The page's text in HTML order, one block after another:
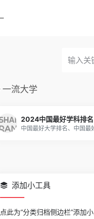
一流大学
2024中国最好学科排名
添加小工具
点此为“分类归档侧边栏”添加